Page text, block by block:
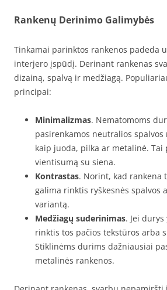
Rankenų Derinimo Galimybės
Tinkamai parinktos rankenos padeda
interjero įspūdį. Derinant rankenas
dizainą, spalvą ir medžiagą.
principai:
Minimalizmas. Nematomoms
pasirenkamos neutralios spalvos
kaip juoda, pilka ar metalinė. Tai
vientisumą su siena.
Kontrastas. Norint, kad rankena
galima rinktis ryškesnės spalvos
variantą.
Medžiagų suderinimas. Jei
rinktis tos pačios tekstūros arba
Stiklinėms durims dažniausiai
metalinės rankenos.